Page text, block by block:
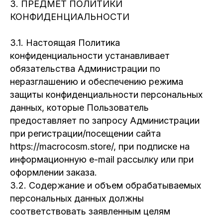
3. ПРЕДМЕТ ПОЛИТИКИ
КОНФИДЕНЦИАЛЬНОСТИ
3.1. Настоящая Политика
конфиденциальности устанавливает
обязательства Администрации по
неразглашению и обеспечению режима
защиты конфиденциальности персональных
данных, которые Пользователь
предоставляет по запросу Администрации
при регистрации/посещении сайта
https://macrocosm.store/, при подписке на
информационную e-mail рассылку или при
оформлении заказа.
3.2. Содержание и объем обрабатываемых
персональных данных должны
соответствовать заявленным целям